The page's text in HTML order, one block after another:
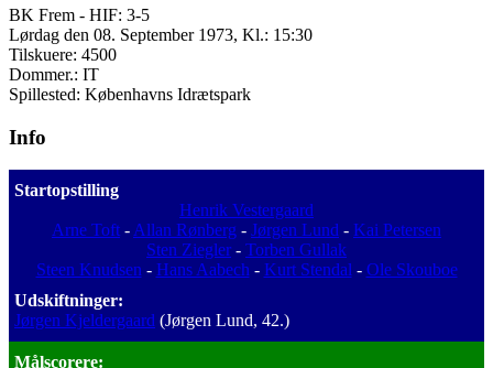
BK Frem - HIF: 3-5
Lørdag den 08. September 1973, Kl.: 15:30
Tilskuere: 4500
Dommer.: IT
Spillested: Københavns Idrætspark
Info
Startopstilling
Henrik Vestergaard
Arne Toft -Allan Rønberg - Jørgen Lund - Kai Petersen
Sten Ziegler - Torben Gullak
Steen Knudsen- Hans Aabech- Kurt Stendal- Ole Skouboe
Udskiftninger:
Jørgen Kjeldergaard (Jørgen Lund, 42.)
Målscorere: